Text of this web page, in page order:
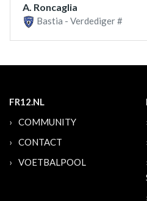
A. Roncaglia
Bastia - Verdediger #
FR12.NL
COMMUNITY
CONTACT
VOETBALPOOL